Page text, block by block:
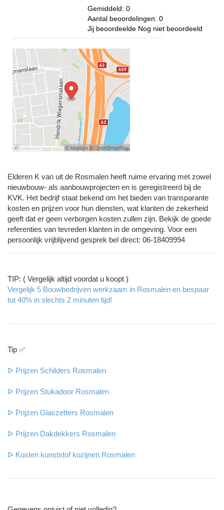
Gemiddeld: 0
Aantal beoordelingen: 0
Jij beoordeelde Nog niet beoordeeld
Elderen K van uit de Rosmalen heeft ruime ervaring met zowel
nieuwbouw- als aanbouwprojecten en is geregistreerd bij de
KVK. Het bedrijf staat bekend om het bieden van transparante
kosten en prijzen voor hun diensten, wat klanten de zekerheid
geeft dat er geen verborgen kosten zullen zijn. Bekijk de goede
referenties van tevreden klanten in de omgeving. Voor een
persoonlijk vrijblijvend gesprek bel direct: 06-18409994
TIP: ( Vergelijk altijd voordat u koopt )
Vergelijk 5 Bouwbedrijven werkzaam in Rosmalen en bespaar
tot 40% in slechts 2 minuten tijd!
Tip ✅
ᐅ Prijzen Schilders Rosmalen
ᐅ Prijzen Stukadoor Rosmalen
ᐅ Prijzen Glaszetters Rosmalen
ᐅ Prijzen Dakdekkers Rosmalen
ᐅ Kosten kunststof kozijnen Rosmalen